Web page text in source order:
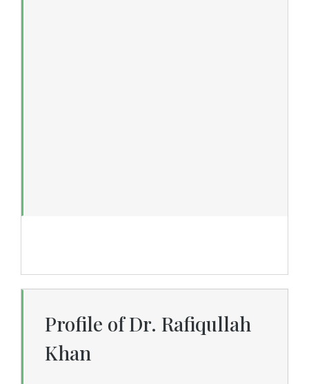
Profile of Dr. Rafiqullah
Khan